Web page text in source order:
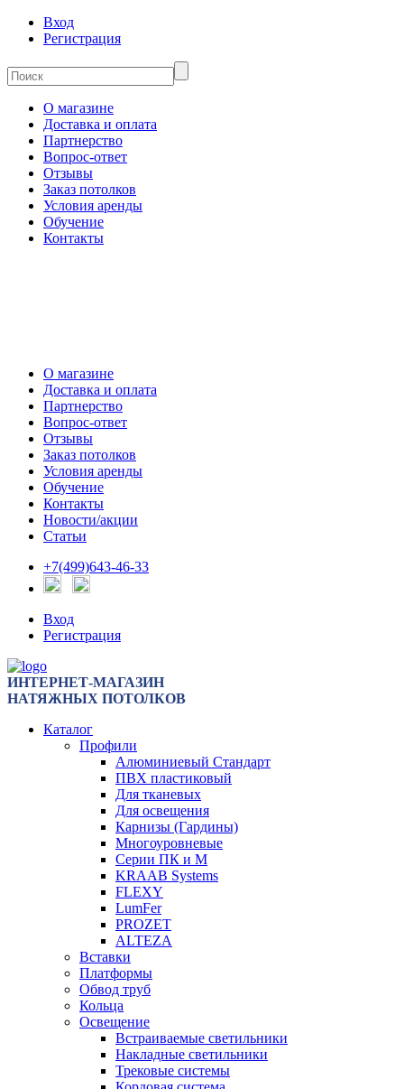
Вход
Регистрация
О магазине
Доставка и оплата
Партнерство
Вопрос-ответ
Отзывы
Заказ потолков
Условия аренды
Обучение
Контакты
О магазине
Доставка и оплата
Партнерство
Вопрос-ответ
Отзывы
Заказ потолков
Условия аренды
Обучение
Контакты
Новости/акции
Статьи
+7(499)643-46-33
Вход
Регистрация
ИНТЕРНЕТ-МАГАЗИН
НАТЯЖНЫХ ПОТОЛКОВ
Каталог
Профили
Алюминиевый Стандарт
ПВХ пластиковый
Для тканевых
Для освещения
Карнизы (Гардины)
Многоуровневые
Серии ПК и М
KRAAB Systems
FLEXY
LumFer
PROZET
ALTEZA
Вставки
Платформы
Обвод труб
Кольца
Освещение
Встраиваемые светильники
Накладные светильники
Трековые системы